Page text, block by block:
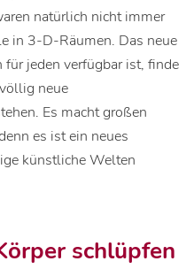
natürlich nicht immer
in 3-D-Räumen. Das neue
jeden verfügbar ist, finde
neue
Es macht großen
es ist ein neues
künstliche Welten
schlüpfen